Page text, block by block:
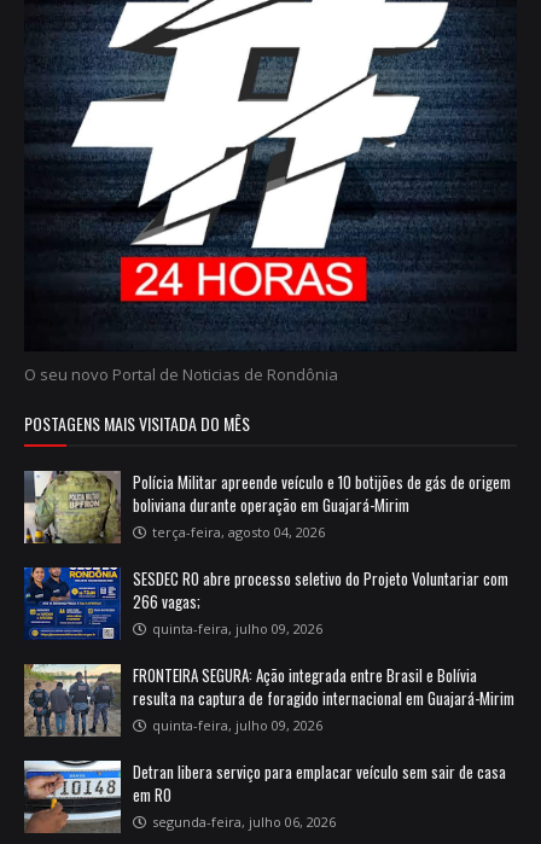
O seu novo Portal de Noticias de Rondônia
POSTAGENS MAIS VISITADA DO MÊS
Polícia Militar apreende veículo e 10 botijões de gás de origem
boliviana durante operação em Guajará-Mirim
terça-feira, agosto 04, 2026
SESDEC RO abre processo seletivo do Projeto Voluntariar com
266 vagas;
quinta-feira, julho 09, 2026
FRONTEIRA SEGURA: Ação integrada entre Brasil e Bolívia
resulta na captura de foragido internacional em Guajará-Mirim
quinta-feira, julho 09, 2026
Detran libera serviço para emplacar veículo sem sair de casa
em RO
segunda-feira, julho 06, 2026